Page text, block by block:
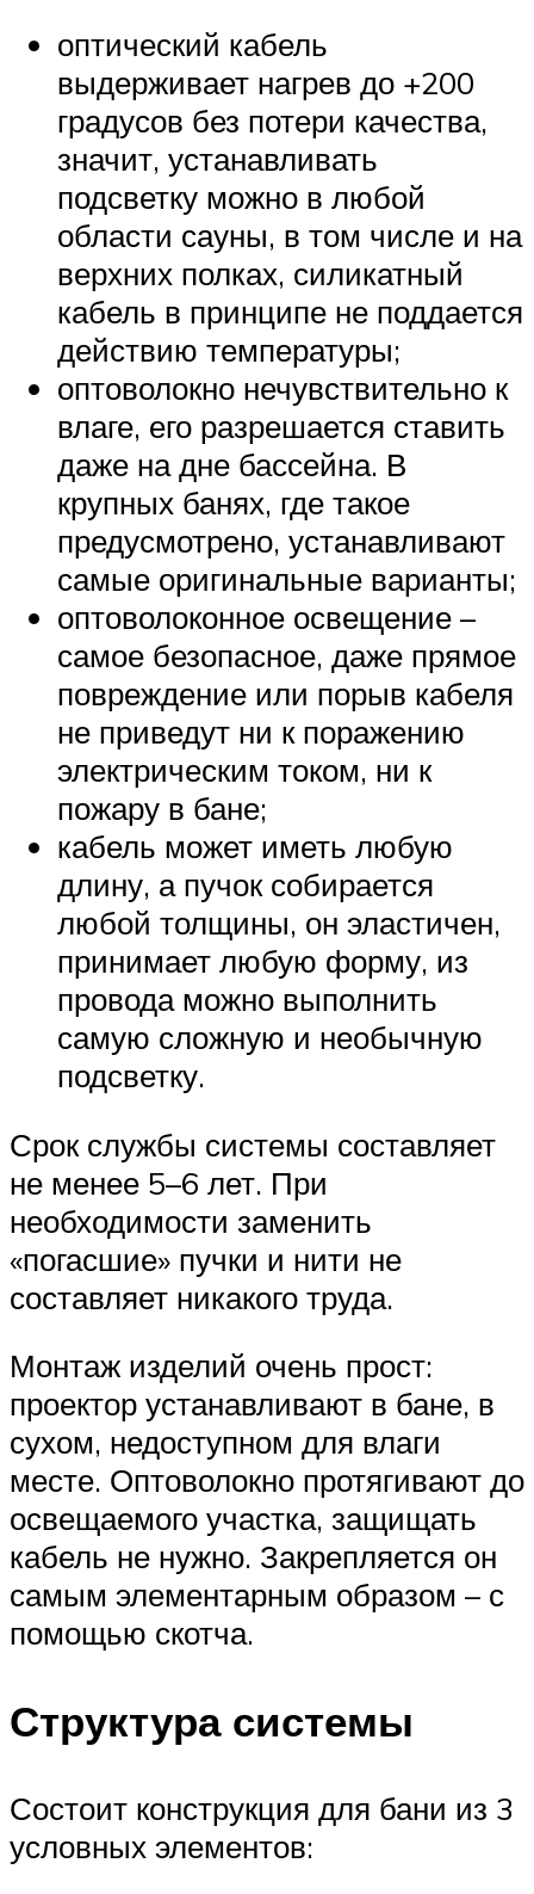
оптический кабель
выдерживает нагрев до +200
градусов без потери качества,
значит, устанавливать
подсветку можно в любой
области сауны, в том числе и на
верхних полках, силикатный
кабель в принципе не поддается
действию температуры;
оптоволокно нечувствительно к
влаге, его разрешается ставить
даже на дне бассейна. В
крупных банях, где такое
предусмотрено, устанавливают
самые оригинальные варианты;
оптоволоконное освещение –
самое безопасное, даже прямое
повреждение или порыв кабеля
не приведут ни к поражению
электрическим током, ни к
пожару в бане;
кабель может иметь любую
длину, а пучок собирается
любой толщины, он эластичен,
принимает любую форму, из
провода можно выполнить
самую сложную и необычную
подсветку.
Срок службы системы составляет
не менее 5–6 лет. При
необходимости заменить
«погасшие» пучки и нити не
составляет никакого труда.
Монтаж изделий очень прост:
проектор устанавливают в бане, в
сухом, недоступном для влаги
месте. Оптоволокно протягивают до
освещаемого участка, защищать
кабель не нужно. Закрепляется он
самым элементарным образом – с
помощью скотча.
Структура системы
Состоит конструкция для бани из 3
условных элементов: